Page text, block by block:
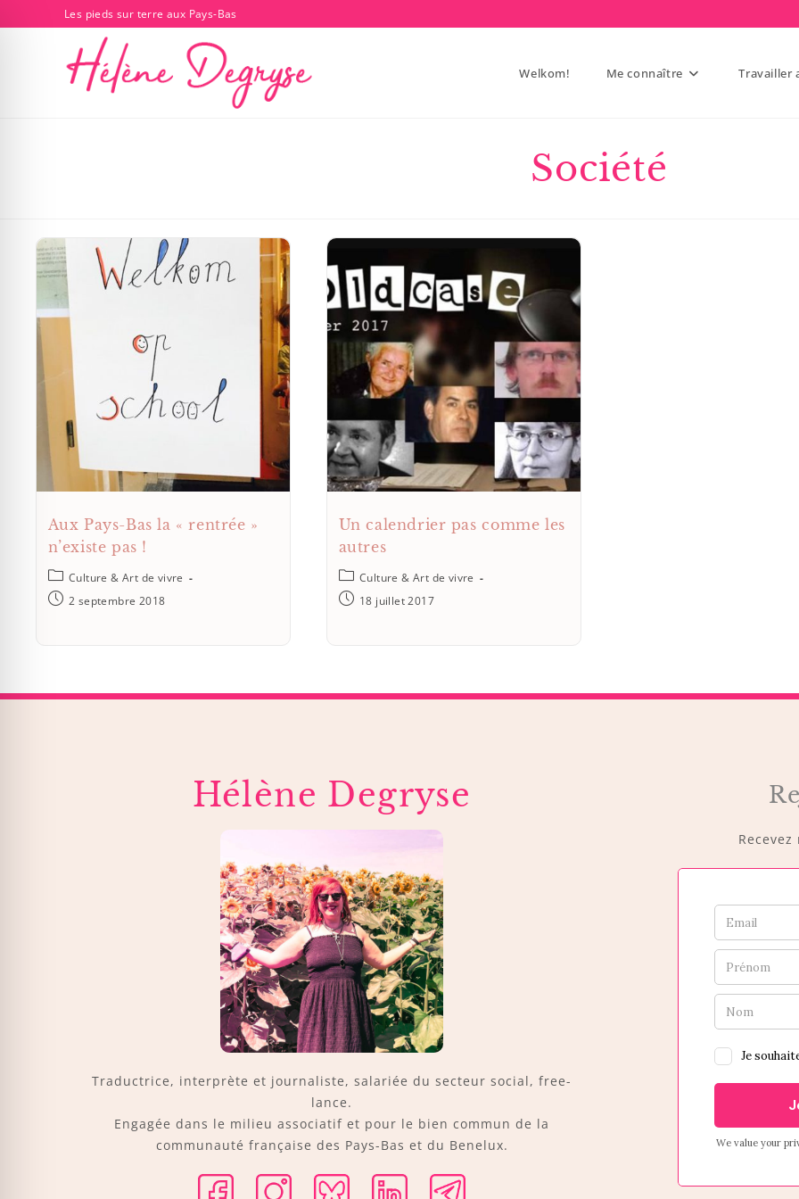
Les pieds sur terre aux Pays-Bas
Welkom! Me connaître Travailler
Société
Aux Pays-Bas la « rentrée »
n’existe pas !
Culture & Art de vivre
2 septembre 2018
Un calendrier pas comme les
autres
Culture & Art de vivre
18 juillet 2017
Hélène Degryse
Traductrice, interprète et journaliste, salariée du secteur social, free-
lance.
Engagée dans le milieu associatif et pour le bien commun de la
communauté française des Pays-Bas et du Benelux.